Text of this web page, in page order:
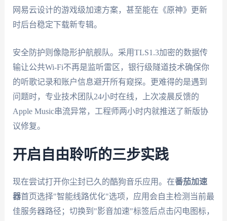
网易云设计的游戏级加速方案，甚至能在《原神》更新
时后台稳定下载新专辑。
安全防护则像隐形护航舰队。采用TLS1.3加密的数据传
输让公共Wi-Fi不再是监听雷区，银行级隧道技术确保你
的听歌记录和账户信息避开所有窥探。更难得的是遇到
问题时，专业技术团队24小时在线，上次凌晨反馈的
Apple Music串流异常，工程师两小时内就推送了新版协
议修复。
开启自由聆听的三步实践
现在尝试打开你尘封已久的酷狗音乐应用。在番茄加速
器首页选择"智能线路优化"选项，应用会自主检测当前最
佳服务器路径；切换到"影音加速"标签后点击闪电图标，